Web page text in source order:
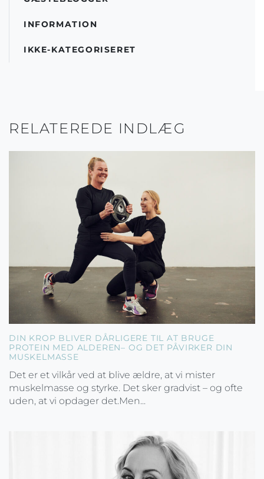
INFORMATION
IKKE-KATEGORISERET
RELATEREDE INDLÆG
DIN KROP BLIVER DÅRLIGERE TIL AT BRUGE
PROTEIN MED ALDEREN– OG DET PÅVIRKER DIN
MUSKELMASSE
Det er et vilkår ved at blive ældre, at vi mister
muskelmasse og styrke. Det sker gradvist – og ofte
uden, at vi opdager det.Men...